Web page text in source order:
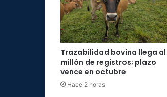
Trazabilidad bovina llega al
millón de registros; plazo
vence en octubre
Hace 2 horas